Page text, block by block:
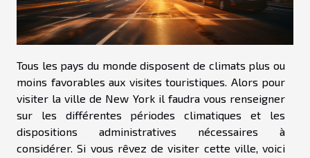
Tous les pays du monde disposent de climats plus ou
moins favorables aux visites touristiques. Alors pour
visiter la ville de New York il faudra vous renseigner
sur les différentes périodes climatiques et les
dispositions administratives nécessaires à
considérer. Si vous rêvez de visiter cette ville, voici